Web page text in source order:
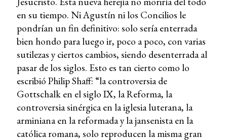
en su tiempo. Ni Agustín ni los Concilios le
pondrían un fin definitivo: solo sería enterrada
bien hondo para luego ir, poco a poco, con varias
sutilezas y ciertos cambios, siendo desenterrada al
pasar de los siglos. Esto es tan cierto como lo
escribió Philip Shaff: “la controversia de
Gottschalk en el siglo IX, la Reforma, la
controversia sinérgica en la iglesia luterana, la
arminiana en la reformada y la jansenista en la
católica romana, solo reproducen la misma gran